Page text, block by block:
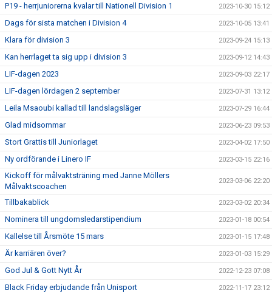
P19 - herrjuniorerna kvalar till Nationell Division 1 2023-10-30 15:12
Dags för sista matchen i Division 4 2023-10-05 13:41
Klara för division 3 2023-09-24 15:13
Kan herrlaget ta sig upp i division 3 2023-09-12 14:43
LIF-dagen 2023 2023-09-03 22:17
LIF-dagen lördagen 2 september 2023-07-31 13:12
Leila Msaoubi kallad till landslagsläger 2023-07-29 16:44
Glad midsommar 2023-06-23 09:53
Stort Grattis till Juniorlaget 2023-04-02 17:50
Ny ordförande i Linero IF 2023-03-15 22:16
Kickoff för målvaktsträning med Janne Möllers
Målvaktscoachen
2023-03-06 22:20
Tillbakablick 2023-03-02 20:34
Nominera till ungdomsledarstipendium 2023-01-18 00:54
Kallelse till Årsmöte 15 mars 2023-01-15 17:48
Är karriären över? 2023-01-03 15:29
God Jul & Gott Nytt År 2022-12-23 07:08
Black Friday erbjudande från Unisport 2022-11-17 23:12